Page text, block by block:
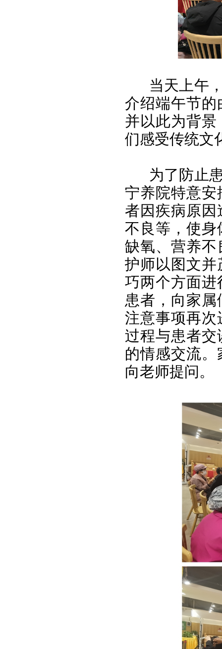
当天上午
介绍端午节
并以此为背
们感受传统文
为了防止
宁养院特意
者因疾病原
不良等，使
缺氧、营养
护师以图文
巧两个方面
患者，向家
注意事项再
过程与患者
的情感交流
向老师提问。